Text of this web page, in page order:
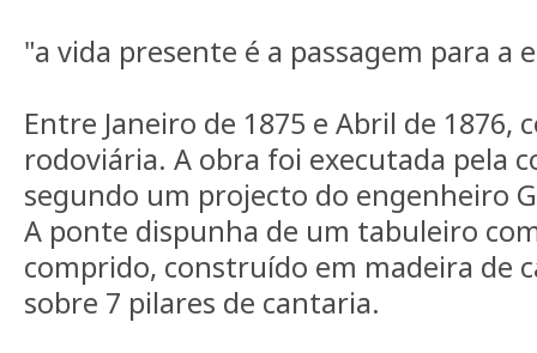
"a vida presente é a passagem para a
Entre Janeiro de 1875 e Abril de 1876,
rodoviária. A obra foi executada pela
segundo um projecto do engenheiro
A ponte dispunha de um tabuleiro
comprido, construído em madeira de
sobre 7 pilares de cantaria.